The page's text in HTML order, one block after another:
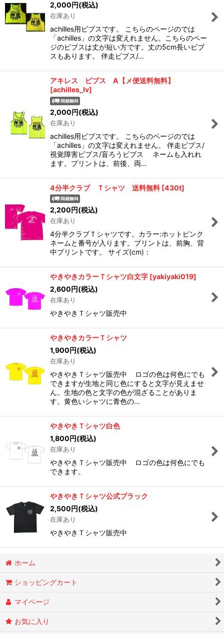
2,000円(税込)
在庫あり
achilles用ビブスです。 こちらのページのでは
「achilles」の文字は変えれません。こちらのペー
ジのビブスは丈が短い方です。丈の5cm長いビブ
スもあります。 伴走ビブス/…
アキレス ビブス A【メ便送料無料】
[achilles_lv]
2,000円(税込)
在庫あり
achilles用ビブスです。 こちらのページのでは
「achilles」の文字は変えれません。 伴走ビブス/
視覚障害ビブス/盲ろうビブス ネームも入れれ
ます。プリントは、前後、両…
4分半クラブ Ｔシャツ 送料無料 [430t]
2,200円(税込)
在庫あり
4分半クラブＴシャツです。カラー:ホットピンク
ネームと番号が入ります。プリントは、前胸、背
中プリントです。 サイズ(cm)：
やきやきカラーＴシャツ白文字 [yakiyaki019]
2,600円(税込)
在庫あり
やきやきＴシャツ販売中
やきやきカラーＴシャツ
1,900円(税込)
在庫あり
やきやきＴシャツ販売中 ロゴの色は何色にでも
できますが生地と同じ色にすると文字が見えませ
ん。生地の色と文字の色が混ざることがありま
す。黄色いシャツに青色の…
やきやきＴシャツ白色
1,800円(税込)
在庫あり
やきやきＴシャツ販売中 ロゴの色は何色にでも
できます。
やきやきＴシャツ公式ブラック
2,500円(税込)
在庫あり
やきやきＴシャツ販売中
ホーム
ショッピングカート
マイページ
お気に入り